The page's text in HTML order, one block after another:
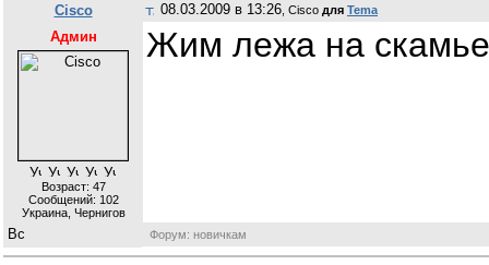
Cisco 08.03.2009 в 13:26 , Cisco для Tema
Админ
Возраст: 47
Сообщений: 102
Украина, Чернигов
Жим лежа на скамье
Форум: новичкам